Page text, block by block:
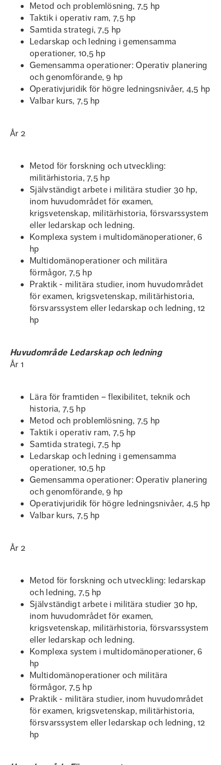
Metod och problemlösning, 7,5 hp
Taktik i operativ ram, 7,5 hp
Samtida strategi, 7,5 hp
Ledarskap och ledning i gemensamma
operationer, 10,5 hp
Gemensamma operationer: Operativ planering
och genomförande, 9 hp
Operativjuridik för högre ledningsnivåer, 4,5 hp
Valbar kurs, 7,5 hp
År 2
Metod för forskning och utveckling:
militärhistoria, 7,5 hp
Självständigt arbete i militära studier 30 hp,
inom huvudområdet för examen,
krigsvetenskap, militärhistoria, försvarssystem
eller ledarskap och ledning.
Komplexa system i multidomänoperationer, 6
hp
Multidomänoperationer och militära
förmågor, 7,5 hp
Praktik - militära studier, inom huvudområdet
för examen, krigsvetenskap, militärhistoria,
försvarssystem eller ledarskap och ledning, 12
hp
Huvudområde Ledarskap och ledning
År 1
Lära för framtiden – flexibilitet, teknik och
historia, 7,5 hp
Metod och problemlösning, 7,5 hp
Taktik i operativ ram, 7,5 hp
Samtida strategi, 7,5 hp
Ledarskap och ledning i gemensamma
operationer, 10,5 hp
Gemensamma operationer: Operativ planering
och genomförande, 9 hp
Operativjuridik för högre ledningsnivåer, 4,5 hp
Valbar kurs, 7,5 hp
År 2
Metod för forskning och utveckling: ledarskap
och ledning, 7,5 hp
Självständigt arbete i militära studier 30 hp,
inom huvudområdet för examen,
krigsvetenskap, militärhistoria, försvarssystem
eller ledarskap och ledning.
Komplexa system i multidomänoperationer, 6
hp
Multidomänoperationer och militära
förmågor, 7,5 hp
Praktik - militära studier, inom huvudområdet
för examen, krigsvetenskap, militärhistoria,
försvarssystem eller ledarskap och ledning, 12
hp